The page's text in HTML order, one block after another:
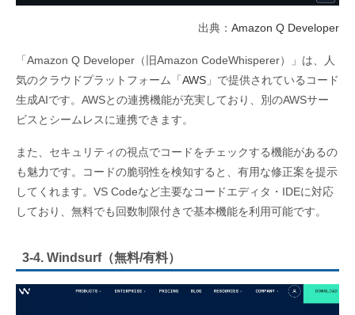
出典： Amazon Q Developer
「Amazon Q Developer（旧Amazon CodeWhisperer）」は、人
気のクラウドプラットフォーム「 AWS 」で提供されているコード
生成AIです。AWSとの連携機能が充実しており、別のAWSサー
ビスとシームレスに連携できます。
また、セキュリティの視点でコードをチェックする機能があるの
も魅力です。コードの脆弱性を検知すると、有用な修正案を提示
してくれます。VS Codeなど主要なコードエディタ・IDEに対応
しており、無料でも回数制限付きで基本機能を利用可能です。
3-4. Windsurf（無料/有料）